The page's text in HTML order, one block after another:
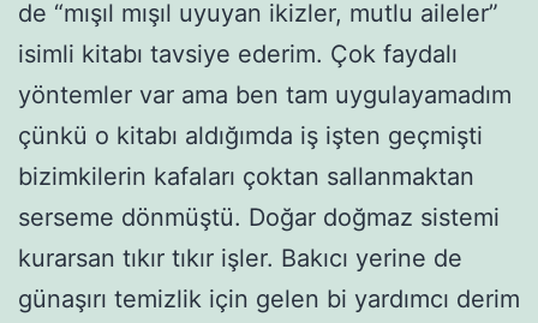
de “mışıl mışıl uyuyan ikizler, mutlu aileler”
isimli kitabı tavsiye ederim. Çok faydalı
yöntemler var ama ben tam uygulayamadım
çünkü o kitabı aldığımda iş işten geçmişti
bizimkilerin kafaları çoktan sallanmaktan
serseme dönmüştü. Doğar doğmaz sistemi
kurarsan tıkır tıkır işler. Bakıcı yerine de
günaşırı temizlik için gelen bi yardımcı derim